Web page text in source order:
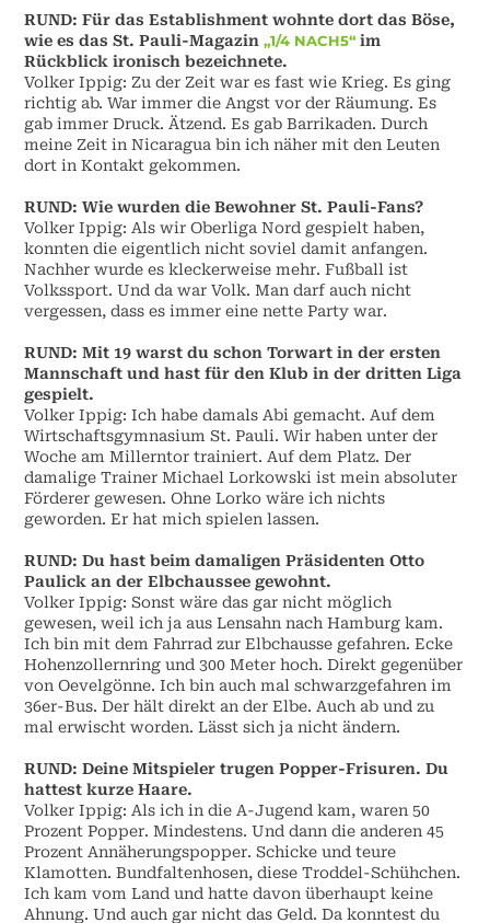
RUND:Für das Establishment wohnte dort das Böse,
wie es das St. Pauli-Magazin „1/4 NACH5“im
Rückblick ironisch bezeichnete.
Volker Ippig:Zu der Zeit war es fast wie Krieg. Es ging
richtig ab. War immer die Angst vor der Räumung. Es
gab immer Druck. Ätzend. Es gab Barrikaden. Durch
meine Zeit in Nicaragua bin ich näher mit den Leuten
dort in Kontakt gekommen.
RUND:Wie wurden die Bewohner St. Pauli-Fans?
Volker Ippig:Als wir Oberliga Nord gespielt haben,
konnten die eigentlich nicht soviel damit anfangen.
Nachher wurde es kleckerweise mehr. Fußball ist
Volkssport. Und da war Volk. Man darf auch nicht
vergessen, dass es immer eine nette Party war.
RUND:Mit 19 warst du schon Torwart in der ersten
Mannschaft und hast für den Klub in der dritten Liga
gespielt.
Volker Ippig:Ich habe damals Abi gemacht. Auf dem
Wirtschaftsgymnasium St. Pauli. Wir haben unter der
Woche am Millerntor trainiert. Auf dem Platz. Der
damalige Trainer Michael Lorkowski ist mein absoluter
Förderer gewesen. Ohne Lorko wäre ich nichts
geworden. Er hat mich spielen lassen.
RUND:Du hast beim damaligen Präsidenten Otto
Paulick an der Elbchaussee gewohnt.
Volker Ippig:Sonst wäre das gar nicht möglich
gewesen, weil ich ja aus Lensahn nach Hamburg kam.
Ich bin mit dem Fahrrad zur Elbchausse gefahren. Ecke
Hohenzollernring und 300 Meter hoch. Direkt gegenüber
von Oevelgönne. Ich bin auch mal schwarzgefahren im
36er-Bus. Der hält direkt an der Elbe. Auch ab und zu
mal erwischt worden. Lässt sich ja nicht ändern.
RUND:Deine Mitspieler trugen Popper-Frisuren. Du
hattest kurze Haare.
Volker Ippig:Als ich in die A-Jugend kam, waren 50
Prozent Popper. Mindestens. Und dann die anderen 45
Prozent Annäherungspopper. Schicke und teure
Klamotten. Bundfaltenhosen, diese Troddel-Schühchen.
Ich kam vom Land und hatte davon überhaupt keine
Ahnung. Und auch gar nicht das Geld. Da konntest du